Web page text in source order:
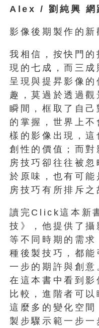
Alex / 劉純興 網
影像後期製作的新
我相信，按快門的
現的七成，而三
呈現與提昇影像
趣，莫過於透過
瞬間，框取了自
的掌握，世界上
樣的影像出現，
創性的價值；而
房技巧卻往往被
於原味，也有可
房技巧有所排斥之
讀完Click這本新
技》，他提供了
等不同時期的需
種後製技巧，都
一步的期許與創意
在這本書中看到
比較，進階者可
這麼多的變化空
製步驟示範一步